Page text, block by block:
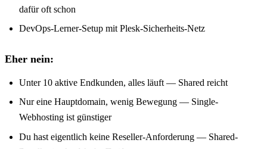
dafür oft schon
DevOps-Lerner-Setup mit Plesk-Sicherheits-Netz
Eher nein:
Unter 10 aktive Endkunden, alles läuft — Shared reicht
Nur eine Hauptdomain, wenig Bewegung — Single-
Webhosting ist günstiger
Du hast eigentlich keine Reseller-Anforderung — Shared-